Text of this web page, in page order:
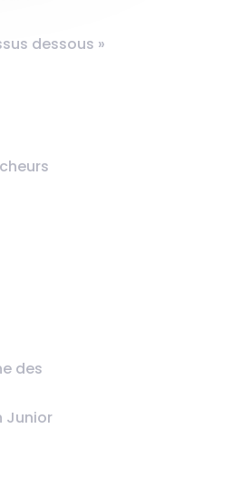
dessous »
des
Junior